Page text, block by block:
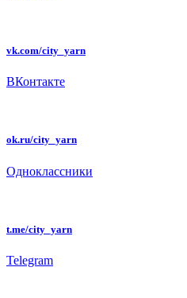
vk.com/city_yarn
ВКонтакте
ok.ru/city_yarn
Одноклассники
t.me/city_yarn
Telegram